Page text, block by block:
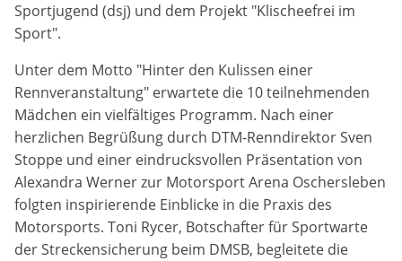
Sportjugend (dsj) und dem Projekt "Klischeefrei im
Sport".
Unter dem Motto "Hinter den Kulissen einer
Rennveranstaltung" erwartete die 10 teilnehmenden
Mädchen ein vielfältiges Programm. Nach einer
herzlichen Begrüßung durch DTM-Renndirektor Sven
Stoppe und einer eindrucksvollen Präsentation von
Alexandra Werner zur Motorsport Arena Oschersleben
folgten inspirierende Einblicke in die Praxis des
Motorsports. Toni Rycer, Botschafter für Sportwarte
der Streckensicherung beim DMSB, begleitete die
Background Image
Name:
gw-cookie-bgimage
Anbieter:
DMSB
Zweck:
Dieser Cookie speichert Informationen zu
verwendeten Hintergrundbildern der Website.